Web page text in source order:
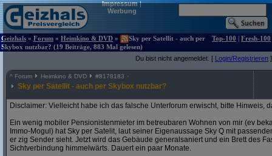
Impressum|
Werbung
Geizhals » Forum » Heimkino & DVD »
Sky per Satellit - auch per
Skybox nutzbar? (19 Beiträge, 883 Mal gelesen)
Top-100 | Fresh-100
Du bist nicht angemeldet. [ Login/Registrieren ]
^ Forum Heimkino & DVD #8178183
Sky per Satellit - auch per Skybox nutzbar?
Disclaimer: Vielleicht habe ich das falsche Unterforum erwischt, bitte Hinweis,
Ein wenig mobiler Pensionistenmieter im betreubaren Wohnen von mir (ev
Immo-Mogul) hat Sky per Satelit, laut seiner Eigenaussage Sky Q mit
er zig Sender sieht. Jetzt wird das Gebäude generalsaniert und ein Brett des
Sichtverbindung himmelwärts. Dauert ein paar Monate.